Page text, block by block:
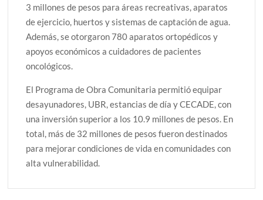
3 millones de pesos para áreas recreativas, aparatos
de ejercicio, huertos y sistemas de captación de agua.
Además, se otorgaron 780 aparatos ortopédicos y
apoyos económicos a cuidadores de pacientes
oncológicos.
El Programa de Obra Comunitaria permitió equipar
desayunadores, UBR, estancias de día y CECADE, con
una inversión superior a los 10.9 millones de pesos. En
total, más de 32 millones de pesos fueron destinados
para mejorar condiciones de vida en comunidades con
alta vulnerabilidad.